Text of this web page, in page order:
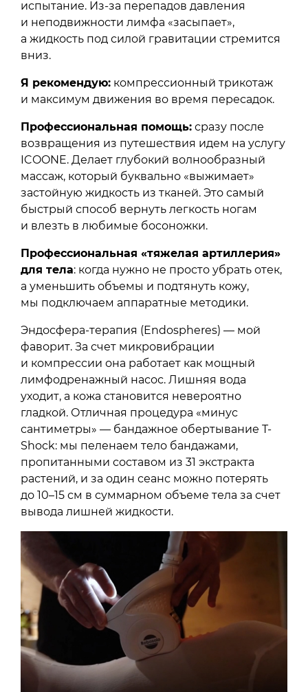
испытание. Из-за перепадов давления
и неподвижности лимфа «засыпает»,
а жидкость под силой гравитации стремится
вниз.
Я рекомендую: компрессионный трикотаж
и максимум движения во время пересадок.
Профессиональная помощь: сразу после
возвращения из путешествия идем на услугу
ICOONE. Делает глубокий волнообразный
массаж, который буквально «выжимает»
застойную жидкость из тканей. Это самый
быстрый способ вернуть легкость ногам
и влезть в любимые босоножки.
Профессиональная «тяжелая артиллерия»
для тела: когда нужно не просто убрать отек,
а уменьшить объемы и подтянуть кожу,
мы подключаем аппаратные методики.
Эндосфера-терапия (Endospheres) — мой
фаворит. За счет микровибрации
и компрессии она работает как мощный
лимфодренажный насос. Лишняя вода
уходит, а кожа становится невероятно
гладкой. Отличная процедура «минус
сантиметры» — бандажное обертывание T-
Shock: мы пеленаем тело бандажами,
пропитанными составом из 31 экстракта
растений, и за один сеанс можно потерять
до 10–15 см в суммарном объеме тела за счет
вывода лишней жидкости.